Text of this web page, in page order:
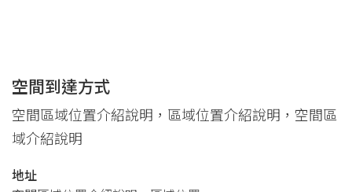
空間到達方式
空間區域位置介紹說明，區域位置介紹說明，空間區
域介紹說明
地址